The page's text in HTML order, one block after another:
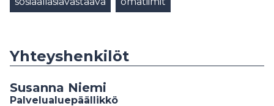
Yhteyshenkilöt
Susanna Niemi
Palvelualuepäällikkö